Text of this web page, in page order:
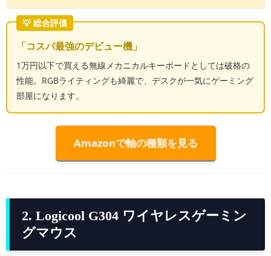
💡 総合評価
「コスパ最強のデビュー機」
1万円以下で買える無線メカニカルキーボードとしては破格の
性能。RGBライティングも綺麗で、デスクが一気にゲーミング
部屋になります。
Amazonで軸の種類を見る
2. Logicool G304 ワイヤレスゲーミン
グマウス